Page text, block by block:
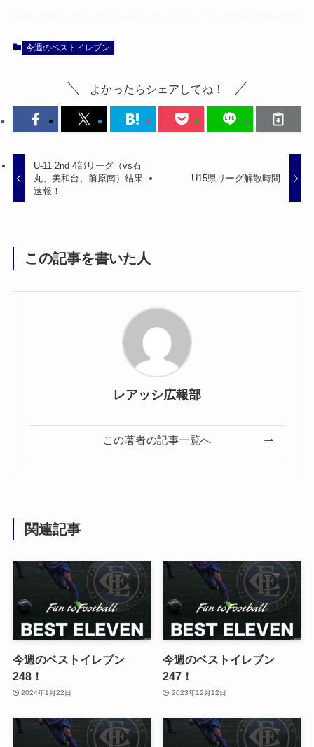
今週のベストイレブン
よかったらシェアしてね！
U-11 2nd 4部リーグ（vs石
丸、美和台、前原南）結果
速報！
U15県リーグ解散時間
この記事を書いた人
レアッシ広報部
この著者の記事一覧へ
関連記事
今週のベストイレブン
248！
2024年1月22日
今週のベストイレブン
247！
2023年12月12日